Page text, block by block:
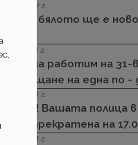
25.08.2022 г.
Черно бялото ще е
29.12.2018 г.
Няма да работим на 31-
посрещане на една по -
13.08.2018 г.
Важно! Вашата полица
бъде прекратена на
26.07.2018 г.